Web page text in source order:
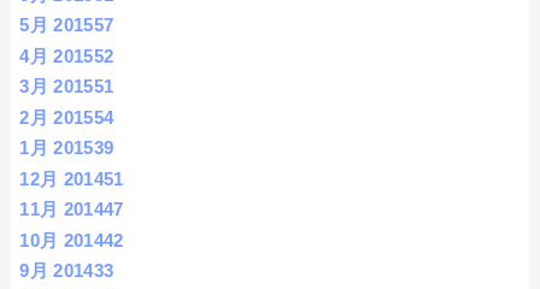
5月 201557
4月 201552
3月 201551
2月 201554
1月 201539
12月 201451
11月 201447
10月 201442
9月 201433